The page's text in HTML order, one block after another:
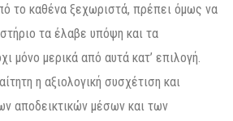
το καθένα ξεχωριστά, πρέπει όμως να
τα έλαβε υπόψη και τα
μόνο μερικά από αυτά κατ’ επιλογή.
η αξιολογική συσχέτιση και
αποδεικτικών μέσων και των